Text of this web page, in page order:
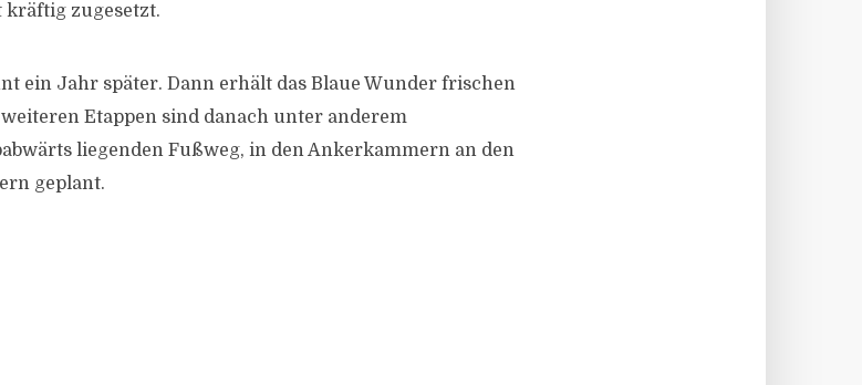
kräftig zugesetzt.
ein Jahr später. Dann erhält das Blaue Wunder frischen
Etappen sind danach unter anderem
liegenden Fußweg, in den Ankerkammern an den
geplant.